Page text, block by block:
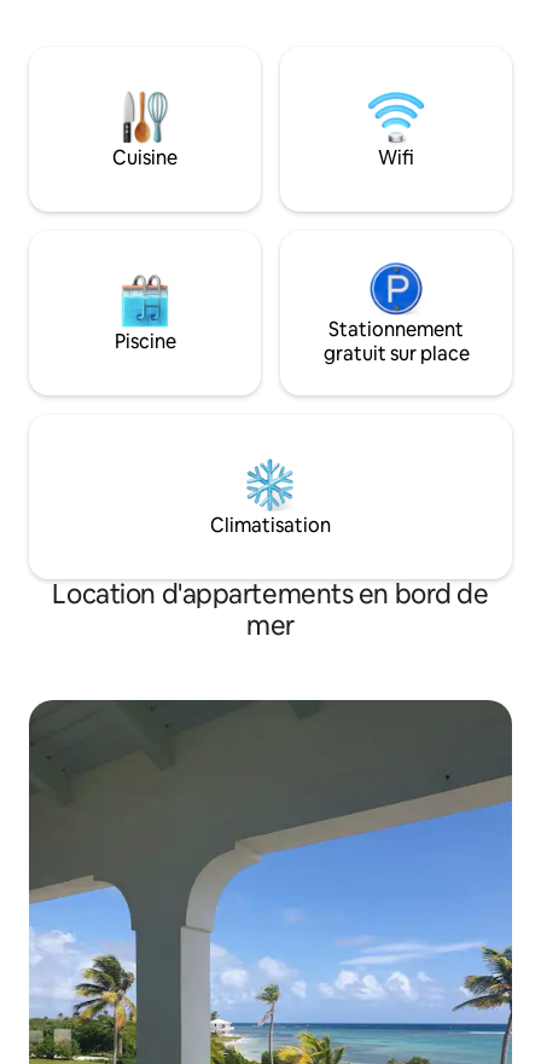
professionnelle par notre personnel
amical du complexe, y compris le
gestionnaire immobilier, l'équipe de
conciergerie, les femmes de ménage et
et nagez depuis
réserve des
organiser un
disponibilité et de
Cuisine Wifi
Piscine
Stationnement
gratuit sur place
Climatisation
Location d'appartements en bord de
mer